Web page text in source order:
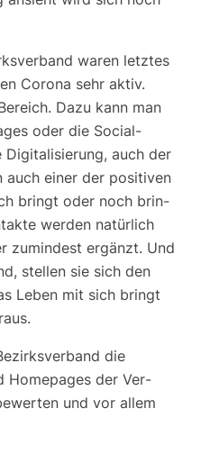
waren letz­tes
Coro­na sehr aktiv.
Dazu kann man
oder die Social-
auch der
auch einer der posi­ti­ven
bringt oder noch brin­
wer­den natür­lich
zumin­dest ergänzt. Und
stel­len sie sich den
Leben mit sich bringt
die
Home­pages der Ver­
und vor allem